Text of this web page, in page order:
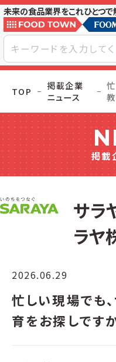
未来の食品業界をこれひとつで
TOP
掲載企業
ニュース
掲載
サラ
ラヤ
2026.06.29
忙しい現場でも
育をお探しです